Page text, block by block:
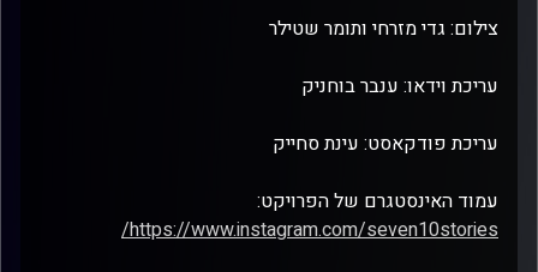
צילום: גדי מזרחי ותומר שטילר
עריכת וידאו: ענבר בוחניק
עריכת פודקאסט: עינת סחייק
עמוד האינסטגרם של הפרויקט:
https://www.instagram.com/seven10stories/